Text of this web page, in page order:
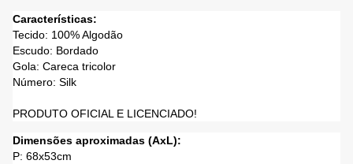
Características:
Tecido: 100% Algodão
Escudo: Bordado
Gola: Careca tricolor
Número: Silk
PRODUTO OFICIAL E LICENCIADO!
Dimensões aproximadas (AxL):
P: 68x53cm